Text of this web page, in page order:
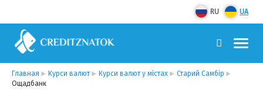
RU UA
Главная Курси валют Курси валют у містах
Старий Самбір
Ощадбанк